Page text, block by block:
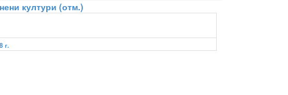
култури (отм.)
г.